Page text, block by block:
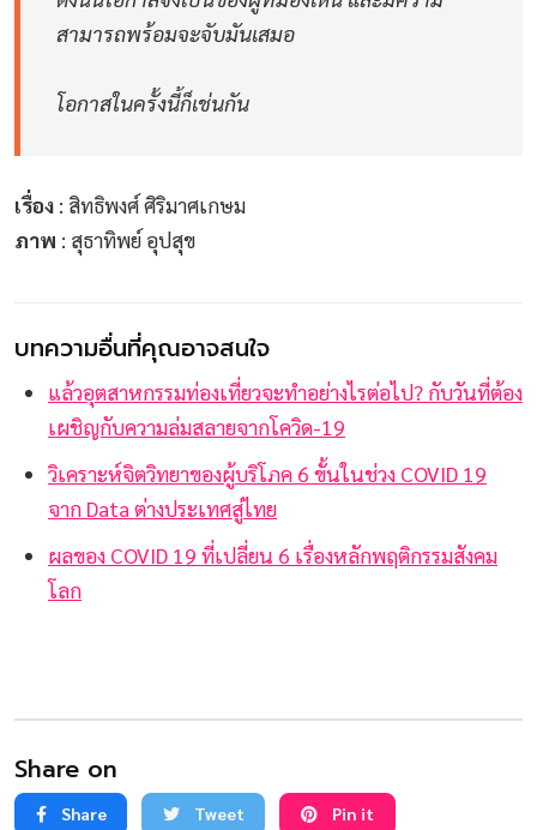
สามารถพร้อมจะจับมันเสมอ
โอกาสในครั้งนี้ก็เช่นกัน
เรื่อง : สิทธิพงศ์ ศิริมาศเกษม
ภาพ : สุธาทิพย์ อุปสุข
บทความอื่นที่คุณอาจสนใจ
แล้วอุตสาหกรรมท่องเที่ยวจะทำอย่างไรต่อไป? กับวันที่ต้อง
เผชิญกับความล่มสลายจากโควิด-19
วิเคราะห์จิตวิทยาของผู้บริโภค 6 ขั้นในช่วง COVID 19
จาก Data ต่างประเทศสู่ไทย
ผลของ COVID 19 ที่เปลี่ยน 6 เรื่องหลักพฤติกรรมสังคม
โลก
Share on
Share Tweet Pin it